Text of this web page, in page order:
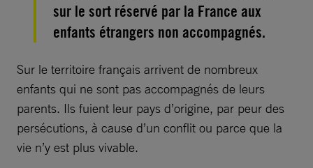
sur le sort réservé par la France aux
enfants étrangers non accompagnés.
Sur le territoire français arrivent de nombreux
enfants qui ne sont pas accompagnés de leurs
parents. Ils fuient leur pays d’origine, par peur des
persécutions, à cause d’un conflit ou parce que la
vie n’y est plus vivable.